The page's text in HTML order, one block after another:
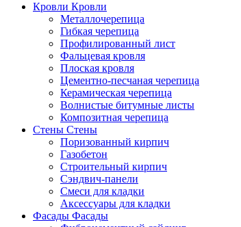
Кровли Кровли
Металлочерепица
Гибкая черепица
Профилированный лист
Фальцевая кровля
Плоская кровля
Цементно-песчаная черепица
Керамическая черепица
Волнистые битумные листы
Композитная черепица
Стены Стены
Поризованный кирпич
Газобетон
Строительный кирпич
Сэндвич-панели
Смеси для кладки
Аксессуары для кладки
Фасады Фасады